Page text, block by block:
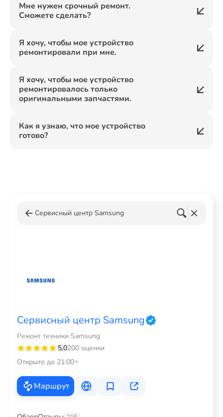
Мне нужен срочный ремонт.
Сможете сделать?
Я хочу, чтобы мое устройство
ремонтировали при мне.
Я хочу, чтобы мое устройство
ремонтировалось только
оригинальными запчастями.
Как я узнаю, что мое устройство
готово?
Сервисный центр Samsung
Сервисный центр Samsung
Ремонт техники Samsung
5,0200 оценки
Открыто до 21:00
Маршрут